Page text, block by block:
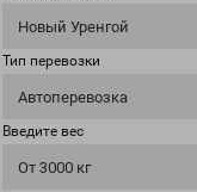
Новый Уренгой
Тип перевозки
Автоперевозка
Введите вес
От 3000 кг